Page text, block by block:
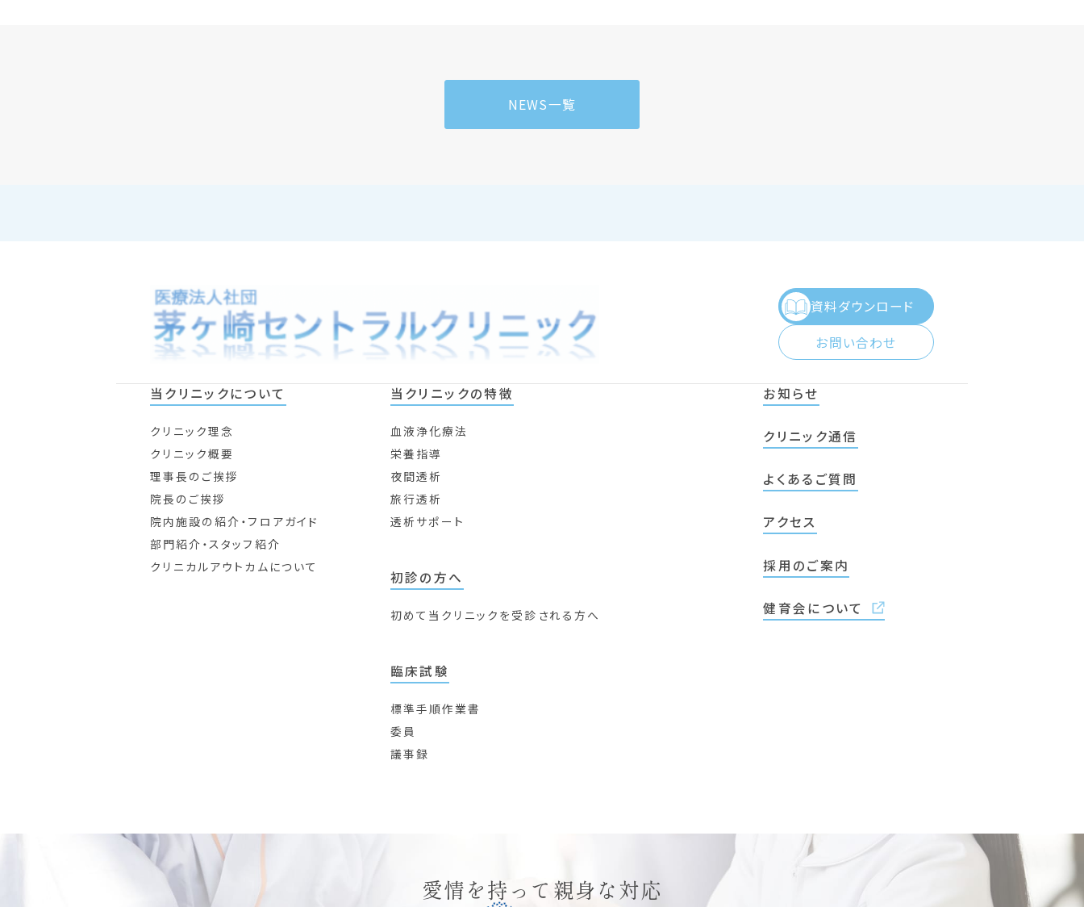
NEWS一覧
資料ダウンロード
お問い合わせ
当クリニックについて
クリニック理念
クリニック概要
理事長のご挨拶
院長のご挨拶
院内施設の紹介・フロアガイド
部門紹介・スタッフ紹介
クリニカルアウトカムについて
当クリニックの特徴
血液浄化療法
栄養指導
夜間透析
旅行透析
透析サポート
初診の方へ
初めて当クリニックを 受診される方へ
臨床試験
標準手順作業書
委員
議事録
お知らせ
クリニック通信
よくあるご質問
アクセス
採用のご案内
健育会について
愛情を持って親身な対応